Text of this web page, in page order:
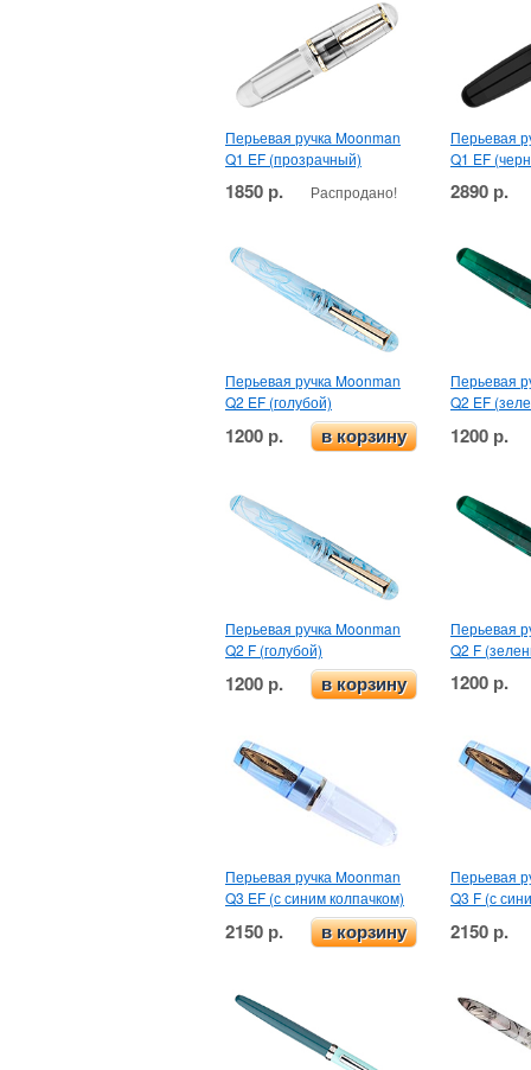
Перьевая ручка Moonman
Q1 EF (прозрачный)
1850 р. Распродано!
Перьевая
Q1 EF
2890 р.
Перьевая ручка Moonman
Q2 EF (голубой)
1200 р. в корзину
Перьевая
Q2 EF
1200 р.
Перьевая ручка Moonman
Q2 F (голубой)
1200 р. в корзину
Перьевая
Q2 F
1200 р.
Перьевая ручка Moonman
Q3 EF (с синим колпачком)
2150 р. в корзину
Перьевая
Q3 F (с
2150 р.